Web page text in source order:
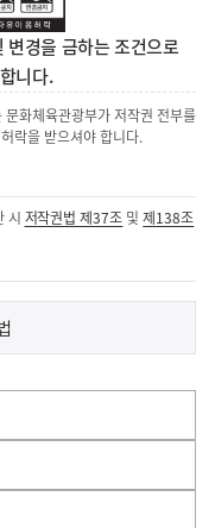
경을 금하는 조건으로
니다.
화체육관광부가 저작권 전부를
락을 받으셔야 합니다.
시 저작권법 제37조 및제138조